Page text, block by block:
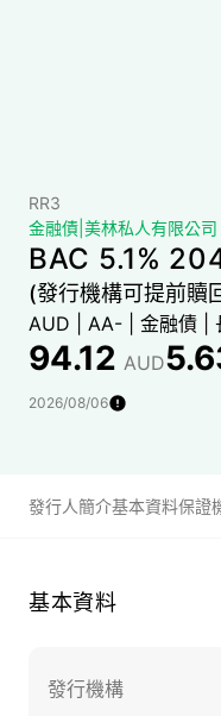
RR3
金融債 美林私人有限公司
BAC 5.1%
(發行機構可提前贖
AUD AA- 金融債
94.12 AUD
2026/08/06
發行人簡介基本資料保證
基本資料
發行機構